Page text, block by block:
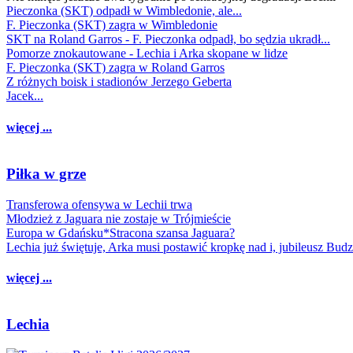
Pieczonka (SKT) odpadł w Wimbledonie, ale...
F. Pieczonka (SKT) zagra w Wimbledonie
SKT na Roland Garros - F. Pieczonka odpadł, bo sędzia ukradł...
Pomorze znokautowane - Lechia i Arka skopane w lidze
F. Pieczonka (SKT) zagra w Roland Garros
Z różnych boisk i stadionów Jerzego Geberta
Jacek...
więcej ...
Piłka w grze
Transferowa ofensywa w Lechii trwa
Młodzież z Jaguara nie zostaje w Trójmieście
Europa w Gdańsku*Stracona szansa Jaguara?
Lechia już świętuje, Arka musi postawić kropkę nad i, jubileusz
więcej ...
Lechia